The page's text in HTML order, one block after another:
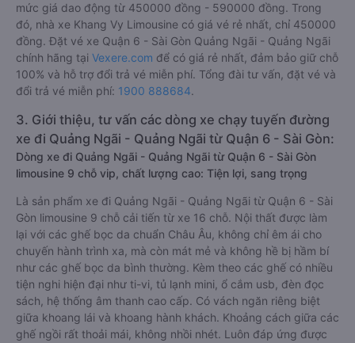
mức giá dao động từ 450000 đồng - 590000 đồng. Trong
đó, nhà xe Khang Vy Limousine có giá vé rẻ nhất, chỉ 450000
đồng. Đặt vé xe Quận 6 - Sài Gòn Quảng Ngãi - Quảng Ngãi
chính hãng tại Vexere.com để có giá rẻ nhất, đảm bảo giữ chỗ
100% và hỗ trợ đổi trả vé miễn phí. Tổng đài tư vấn, đặt vé và
đổi trả vé miễn phí: 1900 888684.
3. Giới thiệu, tư vấn các dòng xe chạy tuyến đường
xe đi Quảng Ngãi - Quảng Ngãi từ Quận 6 - Sài Gòn:
Dòng xe đi Quảng Ngãi - Quảng Ngãi từ Quận 6 - Sài Gòn
limousine 9 chỗ vip, chất lượng cao: Tiện lợi, sang trọng
Là sản phẩm xe đi Quảng Ngãi - Quảng Ngãi từ Quận 6 - Sài
Gòn limousine 9 chỗ cải tiến từ xe 16 chỗ. Nội thất được làm
lại với các ghế bọc da chuẩn Châu Âu, không chỉ êm ái cho
chuyến hành trình xa, mà còn mát mẻ và không hề bị hầm bí
như các ghế bọc da bình thường. Kèm theo các ghế có nhiều
tiện nghi hiện đại như ti-vi, tủ lạnh mini, ổ cắm usb, đèn đọc
sách, hệ thống âm thanh cao cấp. Có vách ngăn riêng biệt
giữa khoang lái và khoang hành khách. Khoảng cách giữa các
ghế ngồi rất thoải mái, không nhồi nhét. Luôn đáp ứng được